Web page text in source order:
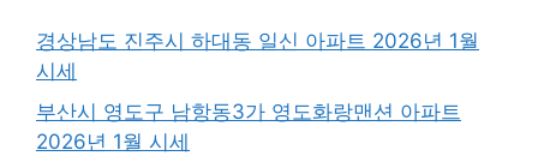
경상남도 진주시 하대동 일신 아파트 2026년 1월
시세
부산시 영도구 남항동3가 영도화랑맨션 아파트
2026년 1월 시세